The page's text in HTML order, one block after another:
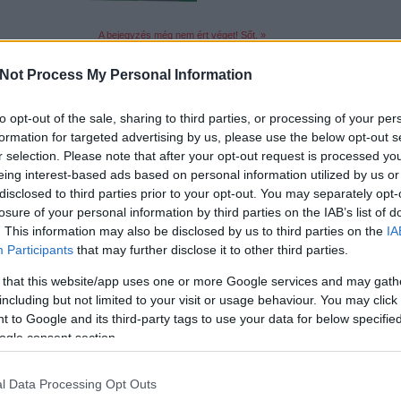
Process My Personal Information
opt-out of the sale, sharing to third parties, or processing of your
for targeted advertising by us, please use the below opt-out
selection. Please note that after your opt-out request is processed
interest-based ads based on personal information utilized by us
to third parties prior to your opt-out. You may separately
of your personal information by third parties on the IAB’s list of
This information may also be disclosed by us to third parties on the
Participants that may further disclose it to other third parties.
that this website/app uses one or more Google services and may
but not limited to your visit or usage behaviour. You may
to Google and its third-party tags to use your data for below
consent section.
Data Processing Opt Outs
nem tudod
kattints!
A bejegyzés még nem ért véget! Sőt. »
6komment
Címkék:lego 2012 town modular buildings the brothers brick microscale